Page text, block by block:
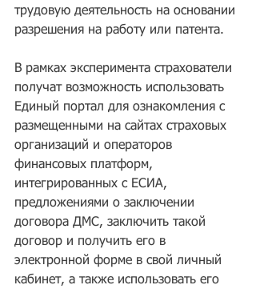
трудовую деятельность на основании
разрешения на работу или патента.
В рамках эксперимента страхователи
получат возможность использовать
Единый портал для ознакомления с
размещенными на сайтах страховых
организаций и операторов
финансовых платформ,
интегрированных с ЕСИА,
предложениями о заключении
договора ДМС, заключить такой
договор и получить его в
электронной форме в свой личный
кабинет, а также использовать его